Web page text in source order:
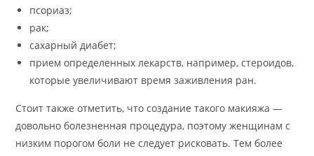
псориаз;
рак;
сахарный диабет;
прием определенных лекарств, например, стероидов,
которые увеличивают время заживления ран.
Стоит также отметить, что создание такого макияжа —
довольно болезненная процедура, поэтому женщинам с
низким порогом боли не следует рисковать. Тем более